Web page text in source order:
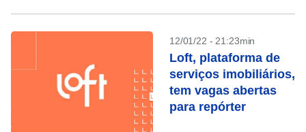
12/01/22 - 21:23min
Loft, plataforma de
serviços imobiliários,
tem vagas abertas
para repórter